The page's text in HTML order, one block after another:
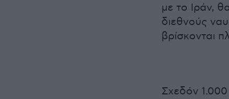
με το Ιράν,
διεθνούς
βρίσκονται
Σχεδόν